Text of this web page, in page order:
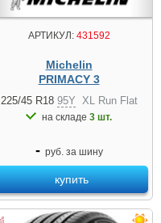
АРТИКУЛ:431592
Michelin
PRIMACY 3
225/45 R18 95Y XL Run Flat
на складе 3 шт.
- руб. за шину
купить